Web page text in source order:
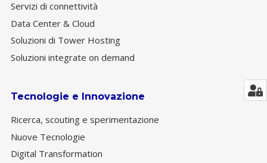
Servizi di connettività
Data Center & Cloud
Soluzioni di Tower Hosting
Soluzioni integrate on demand
Tecnologie e Innovazione
Ricerca, scouting e sperimentazione
Nuove Tecnologie
Digital Transformation